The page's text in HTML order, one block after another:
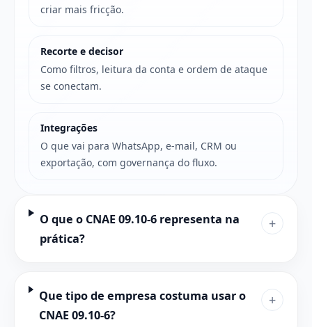
criar mais fricção.
Recorte e decisor
Como filtros, leitura da conta e ordem de ataque
se conectam.
Integrações
O que vai para WhatsApp, e-mail, CRM ou
exportação, com governança do fluxo.
O que o CNAE 09.10-6 representa na
prática?
+
Que tipo de empresa costuma usar o
CNAE 09.10-6?
+